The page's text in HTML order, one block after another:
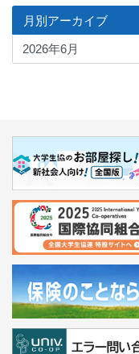
月別アーカイブ